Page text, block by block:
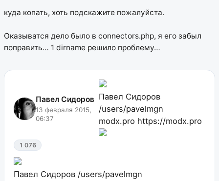
куда копать, хоть подскажите пожалуйста.
Оказыватся дело было в connectors.php, я его забыл
поправить… 1 dirname решило проблему…
Павел Сидоров
13 февраля 2015,
06:37
Павел Сидоров
/users/pavelmgn
modx.pro https://modx.pro
1 076
Павел Сидоров /users/pavelmgn